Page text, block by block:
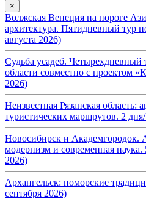
×
Волжская Венеция на пороге
архитектура. Пятидневный тур
августа 2026)
Судьба усадеб. Четырехдневный
области совместно с проектом
2026)
Неизвестная Рязанская область:
туристических маршрутов. 2
Новосибирск и Академгородок.
модернизм и современная наука.
2026)
Архангельск: поморские
сентября 2026)